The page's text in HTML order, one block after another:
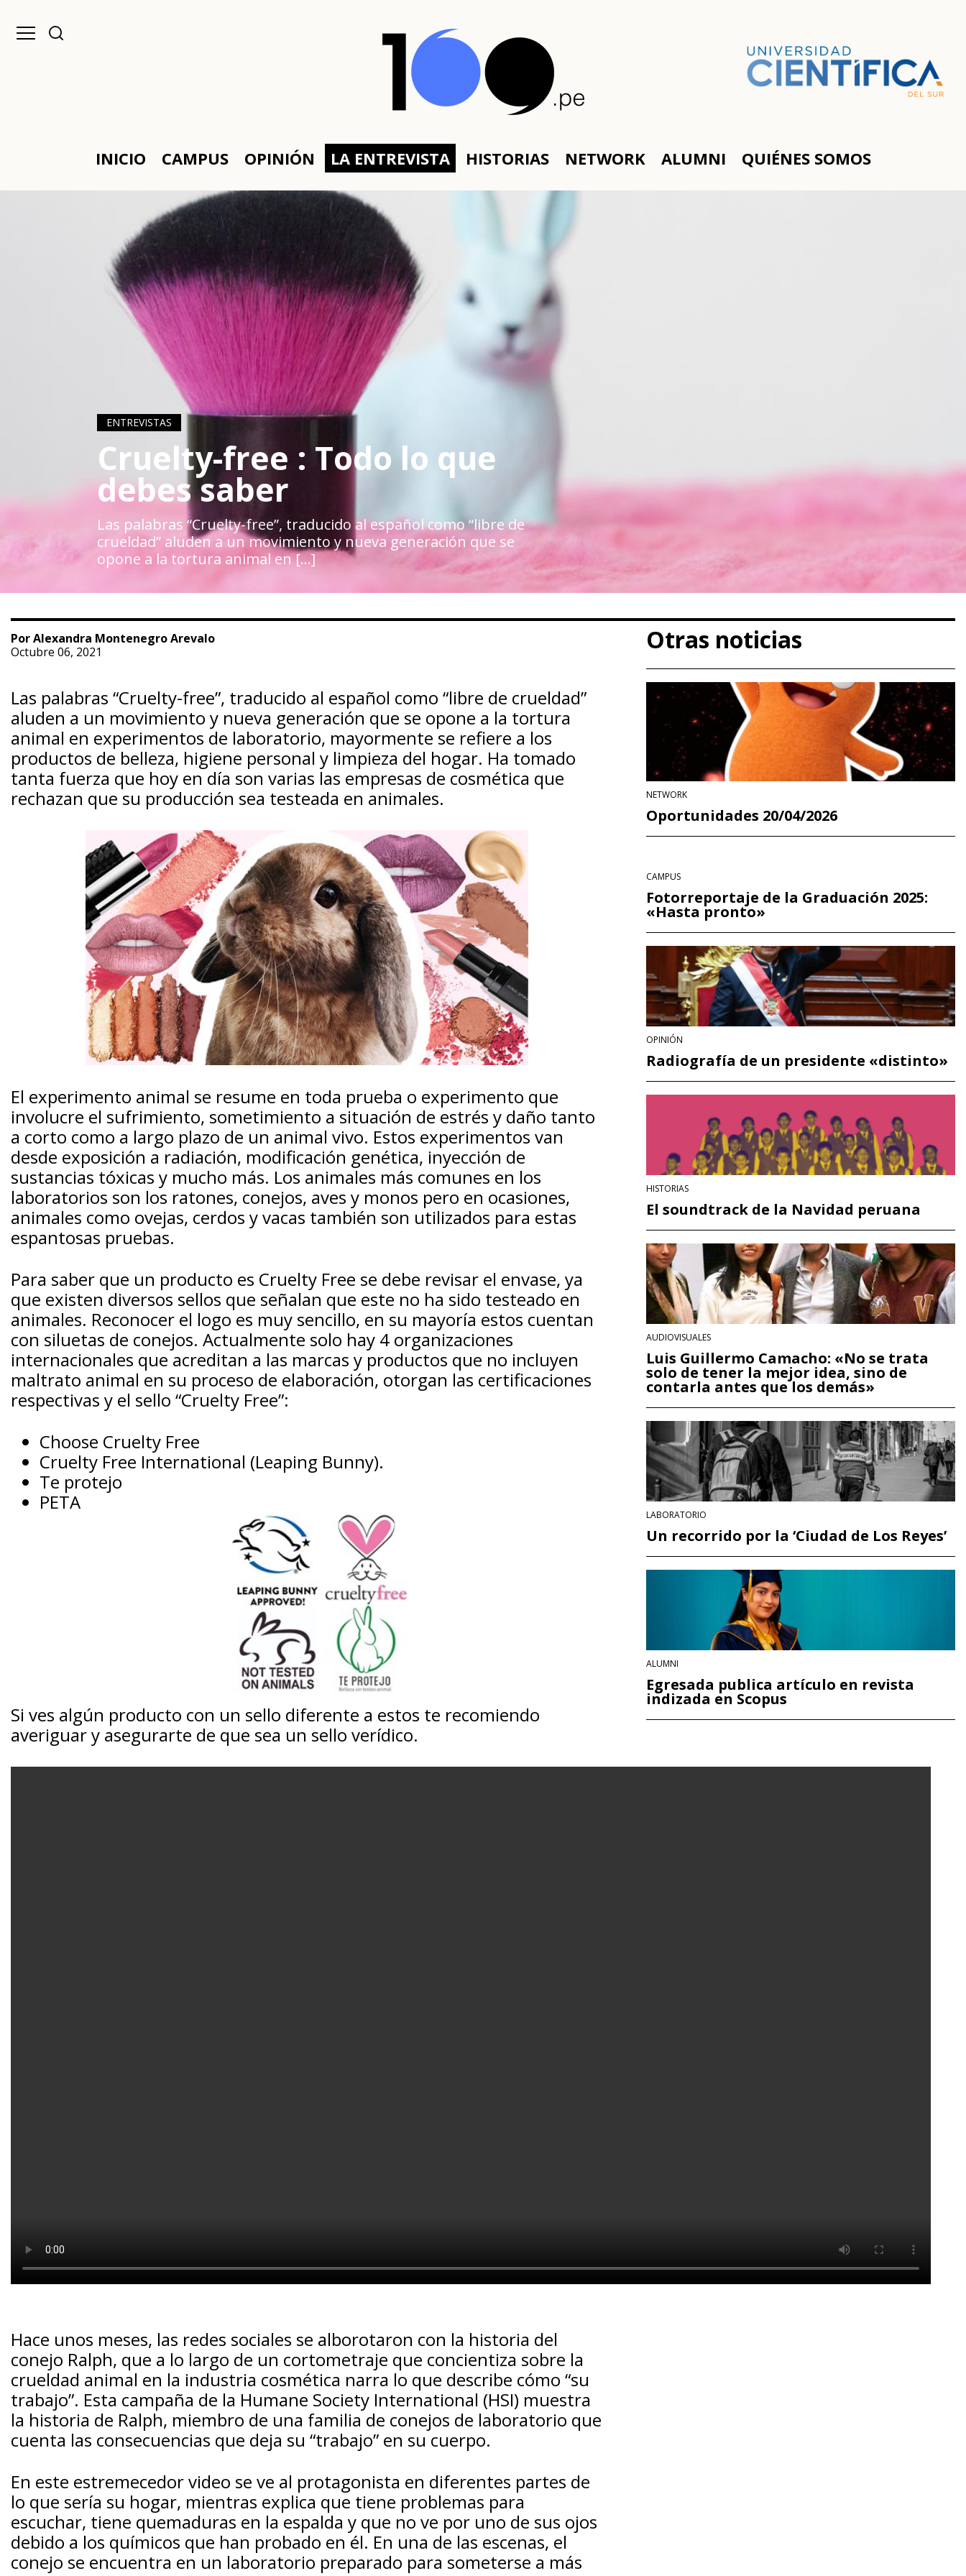
INICIO CAMPUS OPINIÓN LA ENTREVISTA HISTORIAS NETWORK ALUMNI QUIÉNES SOMOS
ENTREVISTAS
Cruelty-free : Todo lo que
debes saber
Las palabras “Cruelty-free”, traducido al español como “libre de
crueldad” aluden a un movimiento y nueva generación que se
opone a la tortura animal en […]
Por Alexandra Montenegro Arevalo
Octubre 06, 2021
Las palabras “Cruelty-free”, traducido al español como “libre de crueldad”
aluden a un movimiento y nueva generación que se opone a la tortura
animal en experimentos de laboratorio, mayormente se refiere a los
productos de belleza, higiene personal y limpieza del hogar. Ha tomado
tanta fuerza que hoy en día son varias las empresas de cosmética que
rechazan que su producción sea testeada en animales.
El experimento animal se resume en toda prueba o experimento que
involucre el sufrimiento, sometimiento a situación de estrés y daño tanto
a corto como a largo plazo de un animal vivo. Estos experimentos van
desde exposición a radiación, modificación genética, inyección de
sustancias tóxicas y mucho más. Los animales más comunes en los
laboratorios son los ratones, conejos, aves y monos pero en ocasiones,
animales como ovejas, cerdos y vacas también son utilizados para estas
espantosas pruebas.
Para saber que un producto es Cruelty Free se debe revisar el envase, ya
que existen diversos sellos que señalan que este no ha sido testeado en
animales. Reconocer el logo es muy sencillo, en su mayoría estos cuentan
con siluetas de conejos. Actualmente solo hay 4 organizaciones
internacionales que acreditan a las marcas y productos que no incluyen
maltrato animal en su proceso de elaboración, otorgan las certificaciones
respectivas y el sello “Cruelty Free”:
Choose Cruelty Free
Cruelty Free International (Leaping Bunny).
Te protejo
PETA
Si ves algún producto con un sello diferente a estos te recomiendo
averiguar y asegurarte de que sea un sello verídico.
Hace unos meses, las redes sociales se alborotaron con la historia del
conejo Ralph, que a lo largo de un cortometraje que concientiza sobre la
crueldad animal en la industria cosmética narra lo que describe cómo “su
trabajo”. Esta campaña de la Humane Society International (HSI) muestra
la historia de Ralph, miembro de una familia de conejos de laboratorio que
cuenta las consecuencias que deja su “trabajo” en su cuerpo.
En este estremecedor video se ve al protagonista en diferentes partes de
lo que sería su hogar, mientras explica que tiene problemas para
escuchar, tiene quemaduras en la espalda y que no ve por uno de sus ojos
debido a los químicos que han probado en él. En una de las escenas, el
conejo se encuentra en un laboratorio preparado para someterse a más
Otras noticias
NETWORK
Oportunidades 20/04/2026
CAMPUS
Fotorreportaje de la Graduación 2025:
«Hasta pronto»
OPINIÓN
Radiografía de un presidente «distinto»
HISTORIAS
El soundtrack de la Navidad peruana
AUDIOVISUALES
Luis Guillermo Camacho: «No se trata
solo de tener la mejor idea, sino de
contarla antes que los demás»
LABORATORIO
Un recorrido por la ‘Ciudad de Los Reyes’
ALUMNI
Egresada publica artículo en revista
indizada en Scopus